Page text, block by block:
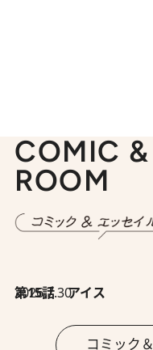
COMIC
ROOM
2026.7.30
第15話 アイス
コミック